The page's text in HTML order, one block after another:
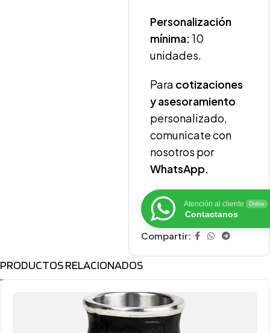
Personalización
mínima: 10
unidades.
Para cotizaciones
y asesoramiento
personalizado,
comunicate con
nosotros por
WhatsApp.
Atención al cliente Online
Contactanos
Compartir:
PRODUCTOS RELACIONADOS